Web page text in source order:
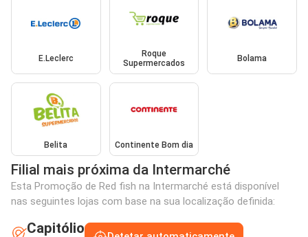
E.Leclerc
Roque
Supermercados
Bolama
Belita Continente Bom dia
Filial mais próxima da Intermarché
Esta Promoção de Red fish na Intermarché está disponível
nas seguintes lojas com base na sua localização definida:
Capitólio